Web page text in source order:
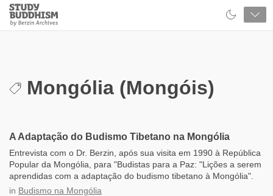
Close
Study
Buddhism
Mongólia (Mongóis)
A Adaptação do Budismo Tibetano na Mongólia
Entrevista com o Dr. Berzin, após sua visita em 1990 à República
Popular da Mongólia, para "Budistas para a Paz: "Lições a serem
aprendidas com a adaptação do budismo tibetano à Mongólia".
in Budismo na Mongólia